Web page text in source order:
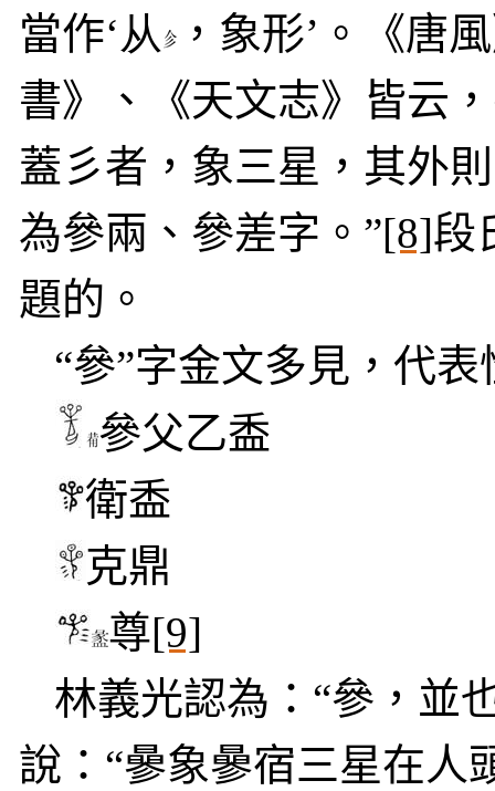
當作‘从 ，象形’。《唐
書》、《天文志》皆云
蓋彡者，象三星，其外
為參兩、參差字。”[8]段
題的。
“參”字金文多見，代
參父乙盉
衛盉
克鼎
尊[9]
林義光認為：“參，並
說：“曑象曑宿三星在人